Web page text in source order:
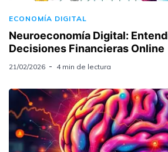
ECONOMÍA DIGITAL
Neuroeconomía Digital:
Decisiones Financieras Online
21/02/2026 4 min de lectura